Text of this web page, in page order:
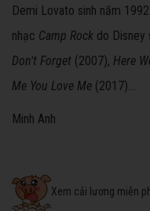
Demi Lovato sinh năm
nhạc Camp Rock do Disney
Don't Forget (2007), Here
Me You Love Me (2017)...
Minh Anh
Xem cải lương miễn